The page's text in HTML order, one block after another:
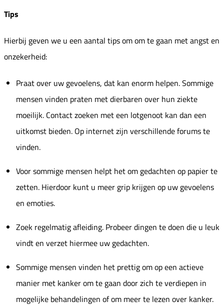
Tips
Hierbij geven we u een aantal tips om om te gaan met angst en
onzekerheid:
Praat over uw gevoelens, dat kan enorm helpen. Sommige
mensen vinden praten met dierbaren over hun ziekte
moeilijk. Contact zoeken met een lotgenoot kan dan een
uitkomst bieden. Op internet zijn verschillende forums te
vinden.
Voor sommige mensen helpt het om gedachten op papier te
zetten. Hierdoor kunt u meer grip krijgen op uw gevoelens
en emoties.
Zoek regelmatig afleiding. Probeer dingen te doen die u leuk
vindt en verzet hiermee uw gedachten.
Sommige mensen vinden het prettig om op een actieve
manier met kanker om te gaan door zich te verdiepen in
mogelijke behandelingen of om meer te lezen over kanker.